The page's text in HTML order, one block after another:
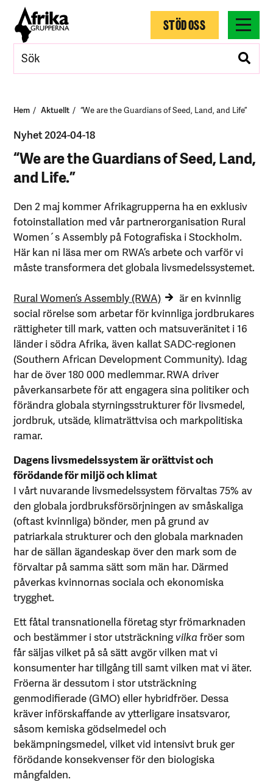
STÖD OSS
Hem Aktuellt “We are the Guardians of Seed, Land, and Life”
Nyhet 2024-04-18
“We are the Guardians of Seed, Land,
and Life.”
Den 2 maj kommer Afrikagrupperna ha en exklusiv
fotoinstallation med vår partnerorganisation Rural
Women´s Assembly på Fotografiska i Stockholm.
Här kan ni läsa mer om RWA’s arbete och varför vi
måste transformera det globala livsmedelssystemet.
Rural Women’s Assembly (RWA)
är en kvinnlig
social rörelse som arbetar för kvinnliga jordbrukares
rättigheter till mark, vatten och matsuveränitet i 16
länder i södra Afrika, även kallat SADC-regionen
(Southern African Development Community). Idag
har de över 180 000 medlemmar. RWA driver
påverkansarbete för att engagera sina politiker och
förändra globala styrningsstrukturer för livsmedel,
jordbruk, utsäde, klimaträttvisa och markpolitiska
ramar.
Dagens livsmedelssystem är orättvist och
förödande för miljö och klimat
I vårt nuvarande livsmedelssystem förvaltas 75% av
den globala jordbruksförsörjningen av småskaliga
(oftast kvinnliga) bönder, men på grund av
patriarkala strukturer och den globala marknaden
har de sällan ägandeskap över den mark som de
förvaltar på samma sätt som män har. Därmed
påverkas kvinnornas sociala och ekonomiska
trygghet.
Ett fåtal transnationella företag styr frömarknaden
och bestämmer i stor utsträckningvilka fröer som
får säljas vilket på så sätt avgör vilken mat vi
konsumenter har tillgång till samt vilken mat vi äter.
Fröerna är dessutom i stor utsträckning
genmodifierade (GMO) eller hybridfröer. Dessa
kräver införskaffande av ytterligare insatsvaror,
såsom kemiska gödselmedel och
bekämpningsmedel, vilket vid intensivt bruk ger
förödande konsekvenser för den biologiska
mångfalden.